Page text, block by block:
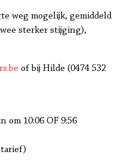
weg mogelijk, gemiddeld
sterker stijging),
of bij Hilde (0474 532
om 10:06 OF 9:56
tarief)